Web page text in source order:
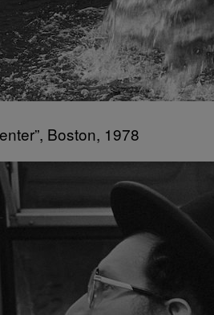
Boston, 1978